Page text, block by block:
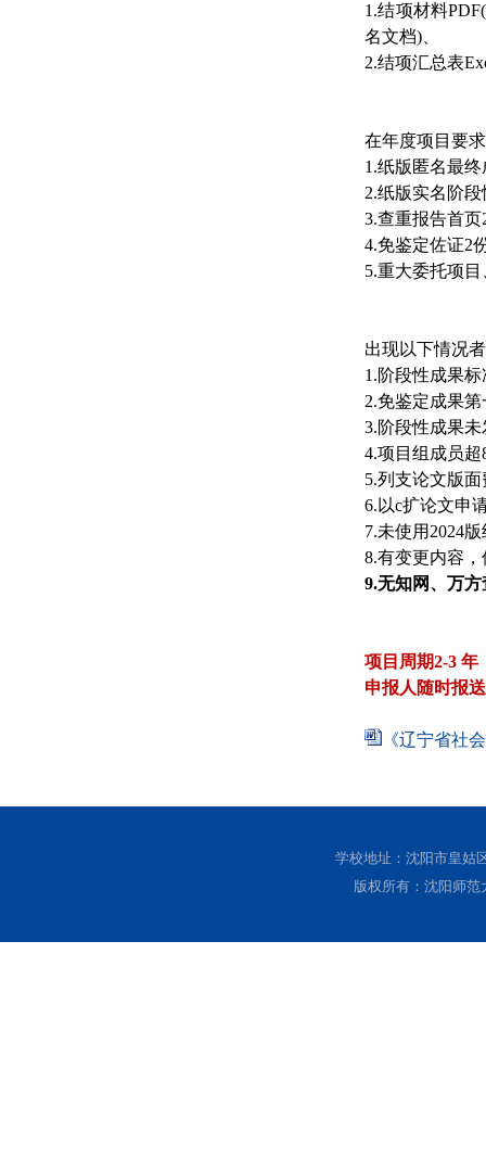
1.结项材料
名文档)、
2.结项汇总表
在年度项目要
1.纸版匿名最
2.纸版实名阶
3.查重报告首
4.免鉴定佐证2
5.重大委托项
出现以下情况
1.阶段性成果
2.免鉴定成果
3.阶段性成果
4.项目组成员超
5.列支论文版面
6.以c扩论文申
7.未使用2024
8.有变更内容
9.无知网、万
项目周期2-3 年
申报人随时报
《辽宁省社
学校地址：沈阳市皇姑
版权所有：沈阳师